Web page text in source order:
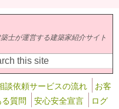
士が運営する建築家紹介サイト
ォーム
談依頼サービスの流れ
お客
質問 安心安全宣言
ログ